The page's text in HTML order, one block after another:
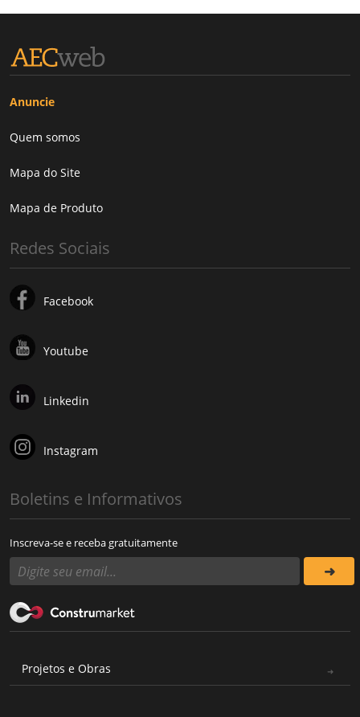
Anuncie
Quem somos
Mapa do Site
Mapa de Produto
Redes Sociais
Facebook
Youtube
Linkedin
Instagram
Boletins e Informativos
Inscreva-se e receba gratuitamente
Projetos e Obras